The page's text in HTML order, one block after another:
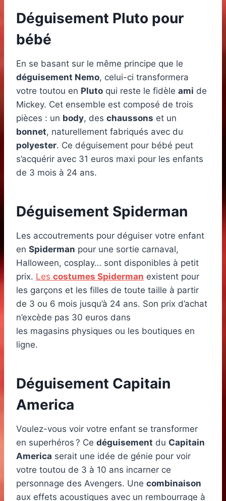
Déguisement Pluto pour
bébé
En se basant sur le même principe que le
déguisement Nemo, celui-ci transformera
votre toutou en Pluto qui reste le fidèle ami de
Mickey. Cet ensemble est composé de trois
pièces : un body, des chaussons et un
bonnet, naturellement fabriqués avec du
polyester. Ce déguisement pour bébé peut
s’acquérir avec 31 euros maxi pour les enfants
de 3 mois à 24 ans.
Déguisement Spiderman
Les accoutrements pour déguiser votre enfant
en Spiderman pour une sortie carnaval,
Halloween, cosplay… sont disponibles à petit
prix. Les costumes Spiderman existent pour
les garçons et les filles de toute taille à partir
de 3 ou 6 mois jusqu’à 24 ans. Son prix d’achat
n’excède pas 30 euros dans
les magasins physiques ou les boutiques en
ligne.
Déguisement Capitain
America
Voulez-vous voir votre enfant se transformer
en superhéros ? Ce déguisement du Capitain
America serait une idée de génie pour voir
votre toutou de 3 à 10 ans incarner ce
personnage des Avengers. Une combinaison
aux effets acoustiques avec un rembourrage à